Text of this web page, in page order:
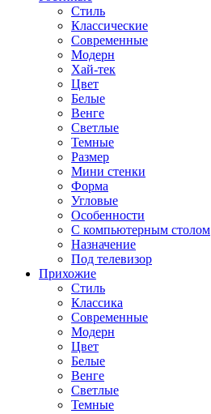
Стиль
Классические
Современные
Модерн
Хай-тек
Цвет
Белые
Венге
Светлые
Темные
Размер
Мини стенки
Форма
Угловые
Особенности
С компьютерным столом
Назначение
Под телевизор
Прихожие
Стиль
Классика
Современные
Модерн
Цвет
Белые
Венге
Светлые
Темные